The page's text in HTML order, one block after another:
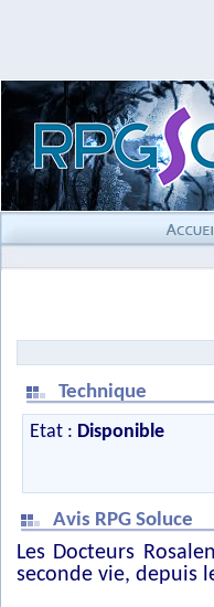
Technique
Etat : Disponible
Avis RPG Soluce
Les Docteurs
seconde vie, depuis